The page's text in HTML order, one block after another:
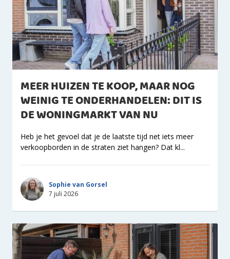
MEER HUIZEN TE KOOP, MAAR NOG
WEINIG TE ONDERHANDELEN: DIT IS
DE WONINGMARKT VAN NU
Heb je het gevoel dat je de laatste tijd net iets meer
verkoopborden in de straten ziet hangen? Dat kl...
Sophie van Gorsel
7 juli 2026